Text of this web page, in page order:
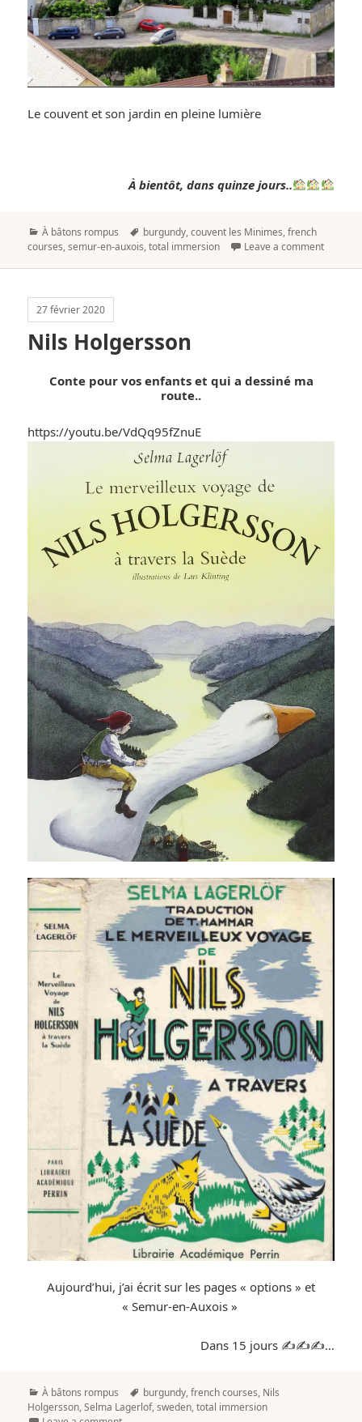
Le couvent et son jardin en pleine lumière
À bientôt, dans quinze jours..
Categories
À bâtons rompus Tags
burgundy,couvent les Minimes,french
courses,semur-en-auxois,total immersion Leave a comment
27 février 2020
Nils Holgersson
Conte pour vos enfants et qui a dessiné ma
route..
https://youtu.be/VdQq95fZnuE
Aujourd’hui, j’ai écrit sur les pages « options » et
« Semur-en-Auxois »
Dans 15 jours ✍️✍️✍️…
Categories
À bâtons rompus Tags
burgundy,french courses, Nils
Holgersson,Selma Lagerlof,sweden,total immersion